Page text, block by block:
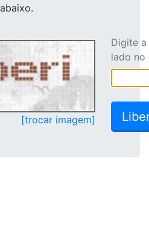
[trocar imagem]
Digite
lado no